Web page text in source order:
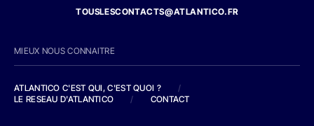
TOUSLESCONTACTS@ATLANTICO.FR
MIEUX NOUS CONNAITRE
ATLANTICO C'EST QUI, C'EST QUOI ?
/
LE RESEAU D'ATLANTICO
/ CONTACT